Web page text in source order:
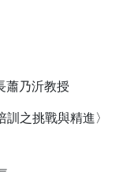
蕭乃沂教授
訓之挑戰與精進〉